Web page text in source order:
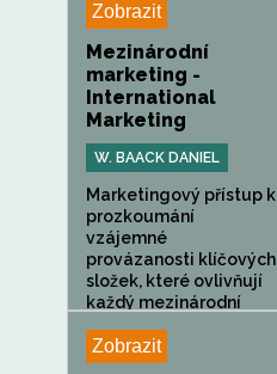
Zobrazit
Mezinárodní
marketing -
International
Marketing
W. BAACK DANIEL
Marketingový přístup k
prozkoumání
vzájemné
provázanosti klíčových
složek, které ovlivňují
každý mezinárodní
Zobrazit